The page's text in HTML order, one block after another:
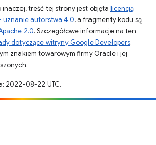
treść tej strony jest objęta licencją
uznanie autorstwa 4.0, a fragmenty kodu są
2.0. Szczegółowe informacje na ten
dotyczące witryny Google Developers.
znakiem towarowym firmy Oracle i jej
2022-08-22 UTC.